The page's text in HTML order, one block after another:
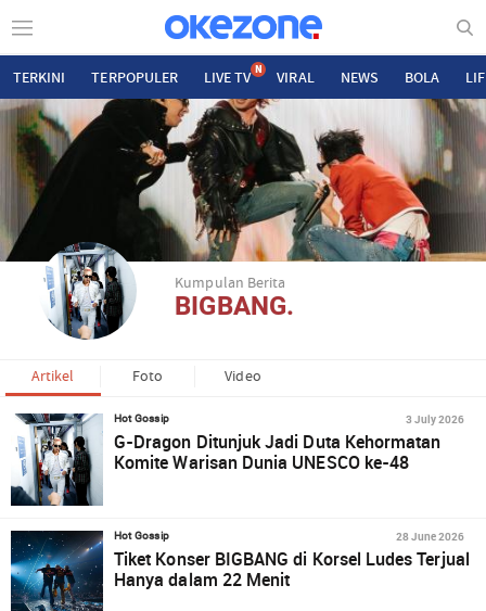
TERKINI TERPOPULER LIVE TV N VIRAL NEWS BOLA
Kumpulan Berita
BIGBANG.
Artikel Foto Video
Hot Gossip 3 July 2026
G-Dragon Ditunjuk Jadi Duta Kehormatan
Komite Warisan Dunia UNESCO ke-48
Hot Gossip 28 June 2026
Tiket Konser BIGBANG di Korsel Ludes Terjual
Hanya dalam 22 Menit